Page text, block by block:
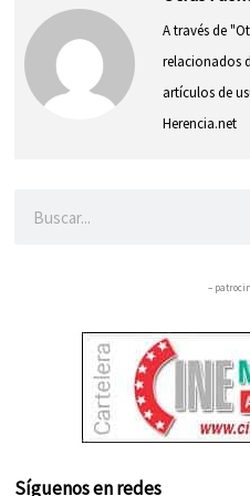
A través de
relacionados
artículos de
Herencia.net
–
Síguenos en redes